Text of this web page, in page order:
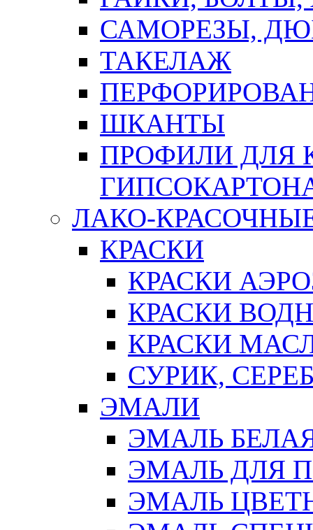
САМОРЕЗЫ,
ТАКЕЛАЖ
ШКАНТЫ
ПРОФИЛИ ДЛЯ
ЛАКО-
КРАСКИ
КРАСКИ
КРАСКИ
КРАСКИ
СУРИК,
ЭМАЛИ
ЭМАЛЬ
ЭМАЛЬ ДЛЯ
ЭМАЛЬ